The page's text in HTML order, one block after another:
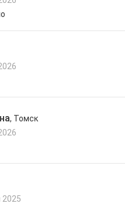
, Томск
2025